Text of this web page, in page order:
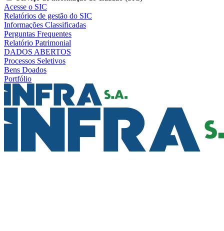
Acesse o SIC
Relatórios de gestão do SIC
Informações Classificadas
Perguntas Frequentes
Relatório Patrimonial
DADOS ABERTOS
Processos Seletivos
Bens Doados
Portfólio